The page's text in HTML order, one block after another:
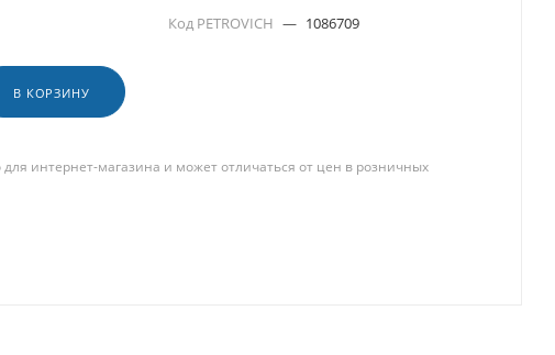
В КОРЗИНУ
Код PETROVICH — 1086709
интернет-магазина и может отличаться от цен в розничных